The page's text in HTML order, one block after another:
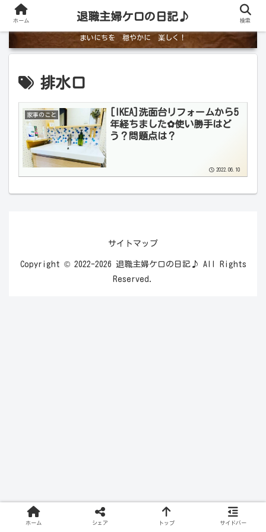
まいにちを 穏やかに 楽しく！
排水口
家事のこと
[IKEA]洗面台リフォームから5
年経ちました✿使い勝手はど
う？問題点は？
2022.06.10
サイトマップ
Copyright © 2022-2026 退職主婦ケロの日記♪ All Rights
Reserved.
ホーム 退職主婦ケロの日記♪ 検索
ホーム シェア トップ サイドバー